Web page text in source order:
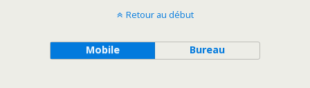
Retour au début
Mobile Bureau